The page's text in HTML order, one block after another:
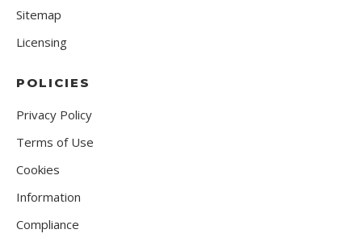
Sitemap
Licensing
POLICIES
Privacy Policy
Terms of Use
Cookies
Information
Compliance